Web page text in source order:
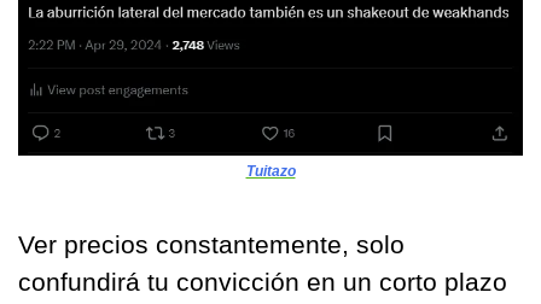
Tuitazo
Ver precios constantemente, solo
confundirá tu convicción en un corto plazo